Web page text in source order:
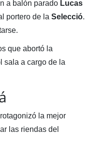
a balón parado Lucas
portero de la Selecció.
que abortó la
sala a cargo de la
la mejor
las riendas del